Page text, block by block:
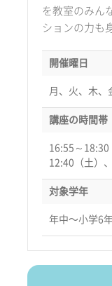
を教室のみん
ションの力も
開催曜日
月、火、木、
講座の時間帯
16:55～18:30
12:40（土）
対象学年
年中〜小学6